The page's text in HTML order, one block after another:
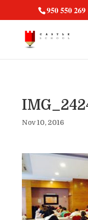
950 550 269
Nov 10, 2016